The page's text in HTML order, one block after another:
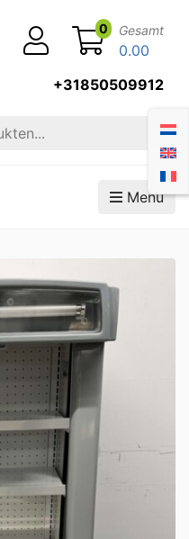
+31850509912
0 Gesamt
0.00
Menü